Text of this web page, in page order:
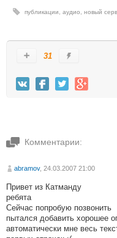
публикации аудио новый
31
Комментарии:
abramov, 24.03.2007 21:00
Привет из Катманду
ребята
Сейчас попробую позвонить
пытался добавить хорошее
автоматически мне весь